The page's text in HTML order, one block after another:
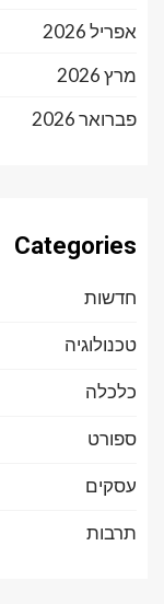
אפריל 2026
מרץ 2026
פברואר 2026
Categories
חדשות
טכנולוגיה
כלכלה
ספורט
עסקים
תרבות